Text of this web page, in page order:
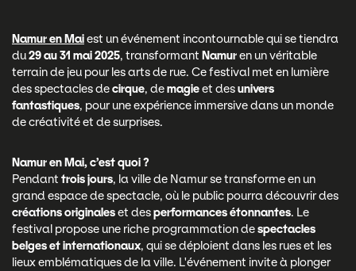
Namur en Maiest un événement incontournable qui se tiendra
du29 au 31 mai 2025, transformant Namuren un véritable
terrain de jeu pour les arts de rue. Ce festival met en lumière
des spectacles decirque, demagieet desunivers
fantastiques, pour une expérience immersive dans un monde
de créativité et de surprises.
Namur en Mai, c’est quoi ?
Pendant trois jours, la ville de Namur se transforme en un
grand espace de spectacle, où le public pourra découvrir des
créations originaleset desperformances étonnantes. Le
festival propose une riche programmation despectacles
belges et internationaux, qui se déploient dans les rues et les
lieux emblématiques de la ville. L'événement invite à plonger